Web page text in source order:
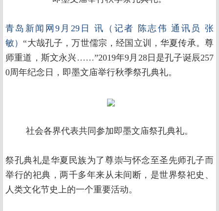
青岛新闻网9月29日 讯（记者 陈志伟 通讯员 张
敏） “大哉孔子，万世儒宗，经国立训，华夏传承。尊
师重道，斯文永兴……”2019年9月28日是孔子诞辰257
0周年纪念日，即墨文庙举行秋季祭孔典礼。
社会各界代表共同参加即墨文庙祭孔典礼。
祭孔典礼是华夏民族为了尊崇与怀念至圣先师孔子而
举行的祀典，两千多年来从未间断，是世界祭祀史、
人类文化节史上的一个重要活动。